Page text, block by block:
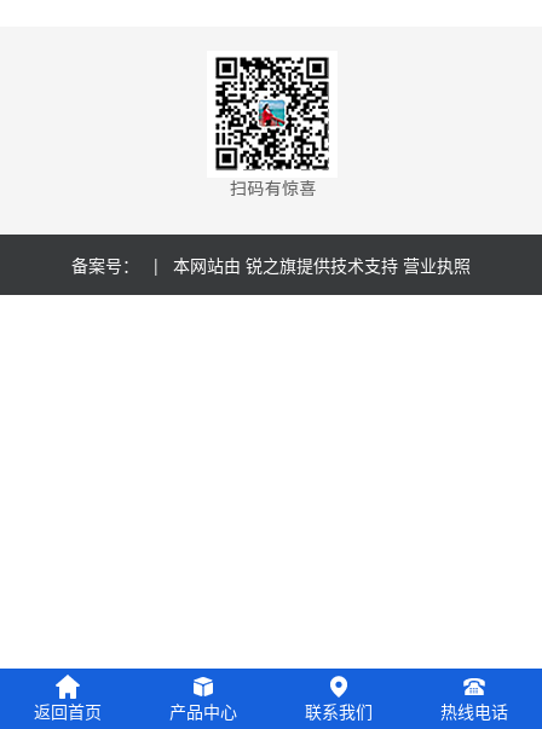
备案号： | 本网站由 锐之旗提供技术支持 营业执照
返回首页 产品中心 联系我们 热线电话